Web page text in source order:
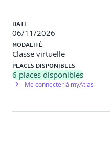
DATE
06/11/2026
MODALITÉ
Classe virtuelle
PLACES DISPONIBLES
6 places disponibles
Me connecter à myAtlas